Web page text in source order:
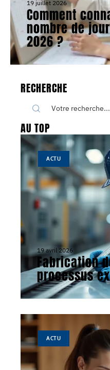
19 juillet 2026
Comment
nombre de
2026 ?
RECHERCHE
AU TOP
ACTU
19 avril 2026
Fabrication
processus
ACTU